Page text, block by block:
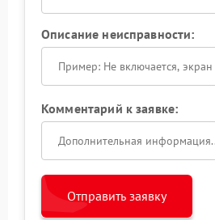
Описание неисправности:
Комментарий к заявке:
Отправить заявку